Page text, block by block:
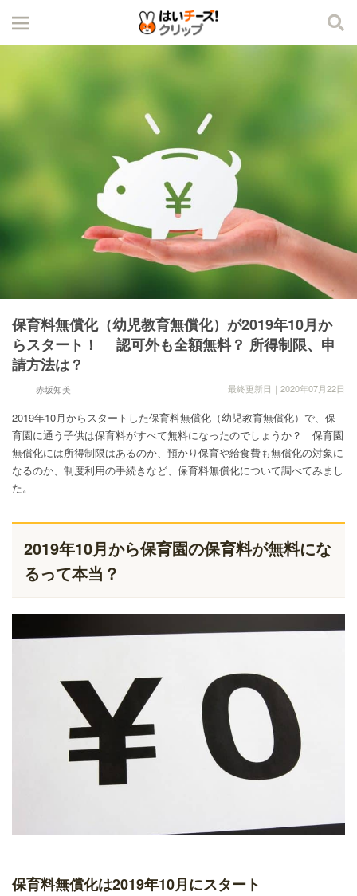
保育料無償化（幼児教育無償化）が2019年10月か
らスタート！ 認可外も全額無料？ 所得制限、申
請方法は？
赤坂知美 最終更新日｜2020年07月22日
2019年10月からスタートした保育料無償化（幼児教育無償化）で、保
育園に通う子供は保育料がすべて無料になったのでしょうか？ 保育園
無償化には所得制限はあるのか、預かり保育や給食費も無償化の対象に
なるのか、制度利用の手続きなど、保育料無償化について調べてみまし
た。
2019年10月から保育園の保育料が無料にな
るって本当？
保育料無償化は2019年10月にスタート